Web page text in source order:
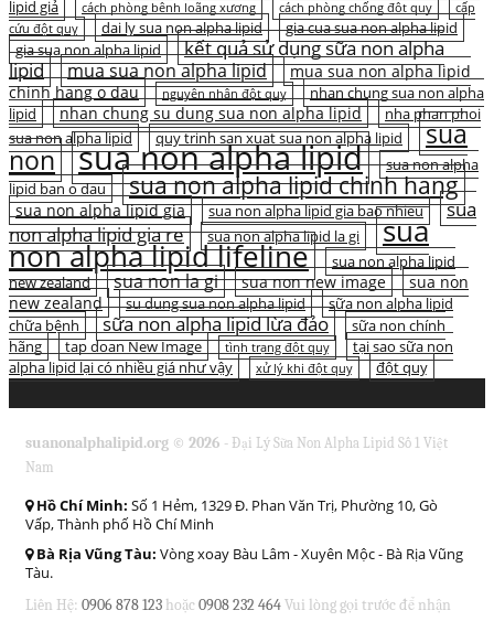
lipid giả
cách phòng bệnh loãng xương cách phòng chống đột quỵ
cấp
cứu đột quỵ
dai ly sua non alpha lipid
gia cua sua non alpha lipid
gia sua non alpha lipid
kết quả sử dụng sữa non alpha
lipid
mua sua non alpha lipid
mua sua non alpha lipid
chinh hang o dau
nguyên nhân đột quỵ
nhan chung sua non alpha
lipid
nhan chung su dung sua non alpha lipid
nha phan phoi
sua non alpha lipid
quy trinh san xuat sua non alpha lipid sua
non sua non alpha lipid
sua non alpha
lipid ban o dau
sua non alpha lipid chinh hang
sua non alpha lipid gia sua non alpha lipid gia bao nhieu
sua
non alpha lipid gia re
sua non alpha lipid la gi sua
non alpha lipid lifeline
sua non alpha lipid
new zealand
sua non la gi sua non new image
sua non
new zealand
su dung sua non alpha lipid
sữa non alpha lipid
chữa bệnh
sữa non alpha lipid lừa đảo
sữa non chính
hãng
tap doan New Image tình trạng đột quỵ
tại sao sữa non
alpha lipid lại có nhiều giá như vậy
xử lý khi đột quỵ đột quỵ
suanonalphalipid.org © 2026 - Đại Lý Sữa Non Alpha Lipid Số 1 Việt
Nam
Hồ Chí Minh: Số 1 Hẻm, 1329 Đ. Phan Văn Trị, Phường 10, Gò
Vấp, Thành phố Hồ Chí Minh
Bà Rịa Vũng Tàu: Vòng xoay Bàu Lâm - Xuyên Mộc - Bà Rịa Vũng
Tàu.
Liên Hệ: 0906 878 123 hoặc0908 232 464Vui lòng gọi trước để nhận